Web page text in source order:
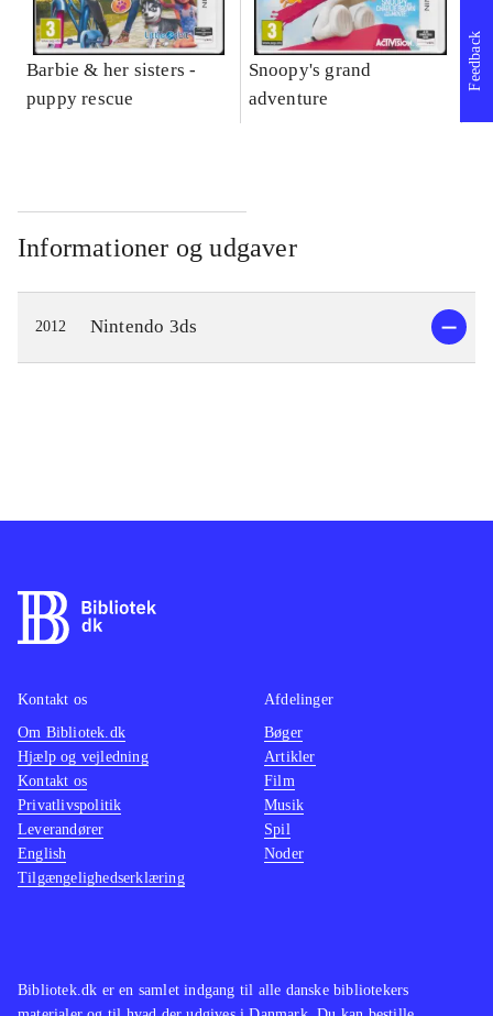
Barbie & her sisters -
puppy rescue
Snoopy's grand
adventure
Informationer og udgaver
2012 Nintendo 3ds
Feedback
Bibliotek.dk er en samlet indgang til alle danske bibliotekers
Kontakt os
Om Bibliotek.dk
Hjælp og vejledning
Kontakt os
Privatlivspolitik
Leverandører
English
Tilgængelighedserklæring
Afdelinger
Bøger
Artikler
Film
Musik
Spil
Noder